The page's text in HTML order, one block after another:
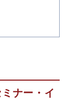
ナー・イ